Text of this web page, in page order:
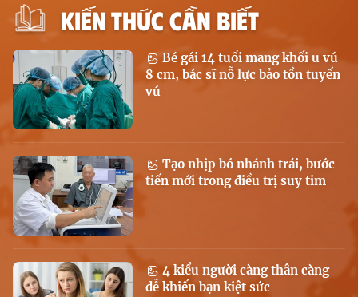
KIẾN THỨC CẦN BIẾT
Bé gái 14 tuổi mang khối u vú
8 cm, bác sĩ nỗ lực bảo tồn tuyến
vú
Tạo nhịp bó nhánh trái, bước
tiến mới trong điều trị suy tim
4 kiểu người càng thân càng
dễ khiến bạn kiệt sức